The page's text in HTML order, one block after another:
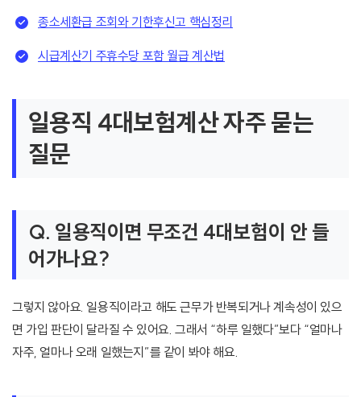
종소세환급 조회와 기한후신고 핵심정리
시급계산기 주휴수당 포함 월급 계산법
일용직 4대보험계산 자주 묻는
질문
Q. 일용직이면 무조건 4대보험이 안 들
어가나요?
그렇지 않아요. 일용직이라고 해도 근무가 반복되거나 계속성이 있으
면 가입 판단이 달라질 수 있어요. 그래서 “하루 일했다”보다 “얼마나
자주, 얼마나 오래 일했는지”를 같이 봐야 해요.